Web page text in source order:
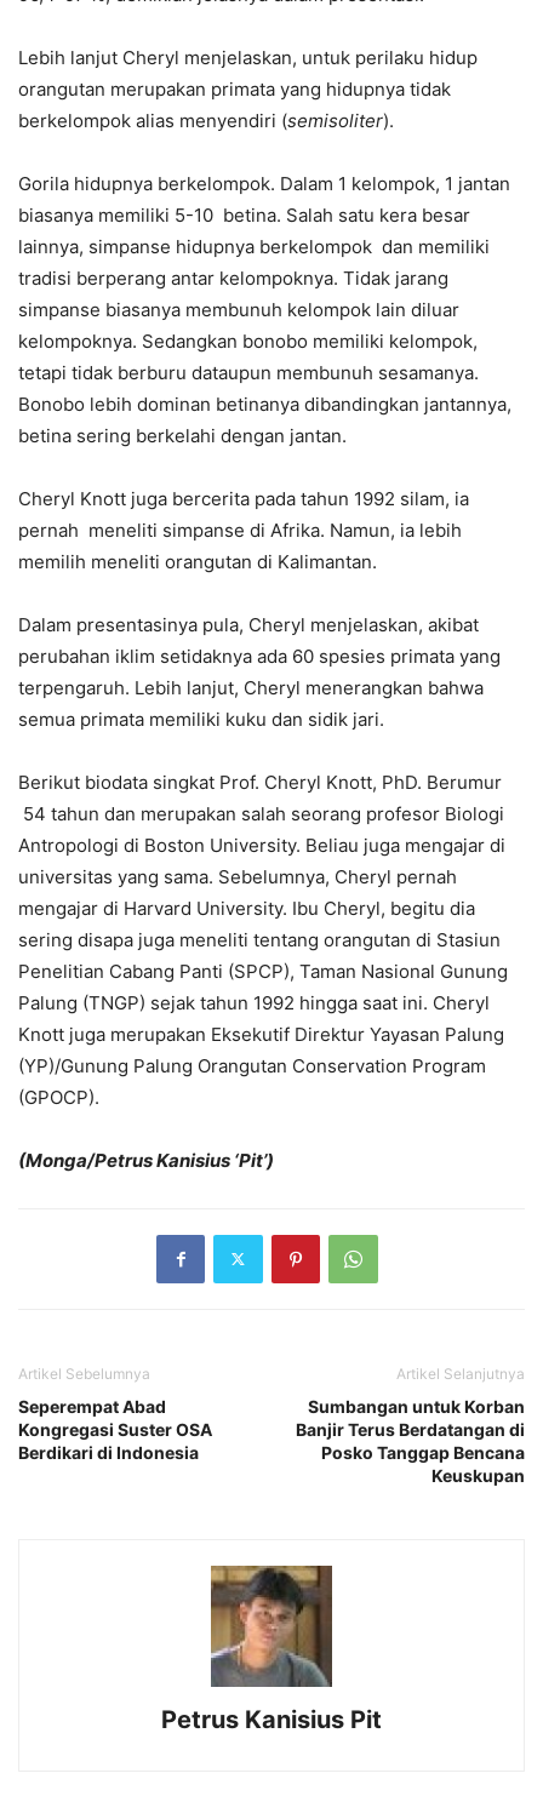
Lebih lanjut Cheryl menjelaskan, untuk perilaku hidup
orangutan merupakan primata yang hidupnya tidak
berkelompok alias menyendiri (semisoliter).
Gorila hidupnya berkelompok. Dalam 1 kelompok, 1 jantan
biasanya memiliki 5-10 betina. Salah satu kera besar
lainnya, simpanse hidupnya berkelompok dan memiliki
tradisi berperang antar kelompoknya. Tidak jarang
simpanse biasanya membunuh kelompok lain diluar
kelompoknya. Sedangkan bonobo memiliki kelompok,
tetapi tidak berburu dataupun membunuh sesamanya.
Bonobo lebih dominan betinanya dibandingkan jantannya,
betina sering berkelahi dengan jantan.
Cheryl Knott juga bercerita pada tahun 1992 silam, ia
pernah meneliti simpanse di Afrika. Namun, ia lebih
memilih meneliti orangutan di Kalimantan.
Dalam presentasinya pula, Cheryl menjelaskan, akibat
perubahan iklim setidaknya ada 60 spesies primata yang
terpengaruh. Lebih lanjut, Cheryl menerangkan bahwa
semua primata memiliki kuku dan sidik jari.
Berikut biodata singkat Prof. Cheryl Knott, PhD. Berumur
54 tahun dan merupakan salah seorang profesor Biologi
Antropologi di Boston University. Beliau juga mengajar di
universitas yang sama. Sebelumnya, Cheryl pernah
mengajar di Harvard University. Ibu Cheryl, begitu dia
sering disapa juga meneliti tentang orangutan di Stasiun
Penelitian Cabang Panti (SPCP), Taman Nasional Gunung
Palung (TNGP) sejak tahun 1992 hingga saat ini. Cheryl
Knott juga merupakan Eksekutif Direktur Yayasan Palung
(YP)/Gunung Palung Orangutan Conservation Program
(GPOCP).
(Monga/Petrus Kanisius ‘Pit’)
Artikel Sebelumnya
Seperempat Abad
Kongregasi Suster OSA
Berdikari di Indonesia
Artikel Selanjutnya
Sumbangan untuk Korban
Banjir Terus Berdatangan di
Posko Tanggap Bencana
Keuskupan
Petrus Kanisius Pit